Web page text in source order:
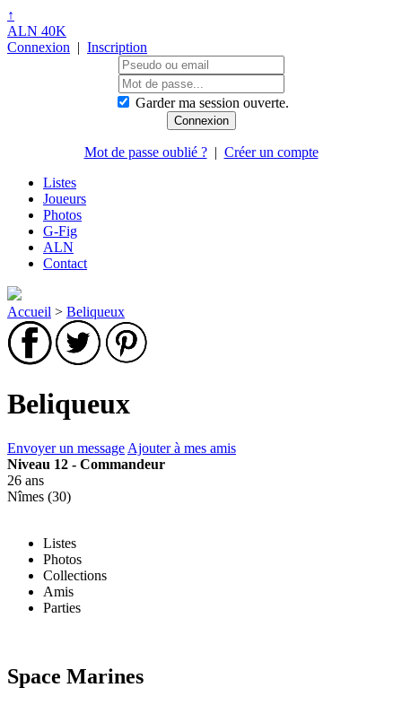
↑
ALN 40K
Connexion | Inscription
Garder ma session ouverte.
Mot de passe oublié ?| Créer un compte
Listes
Joueurs
Photos
G-Fig
ALN
Contact
Accueil > Beliqueux
Beliqueux
Envoyer un message Ajouter à mes amis
Niveau 12 - Commandeur
26 ans
Nîmes (30)
Listes
Photos
Collections
Amis
Parties
Space Marines